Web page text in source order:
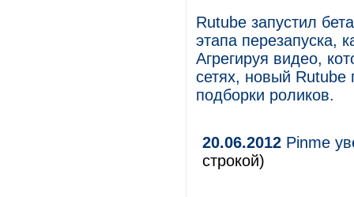
Rutube запустил
этапа перезапуска,
Агрегируя видео,
сетях, новый Rutube
подборки роликов.
20.06.2012 Pinme
строкой)